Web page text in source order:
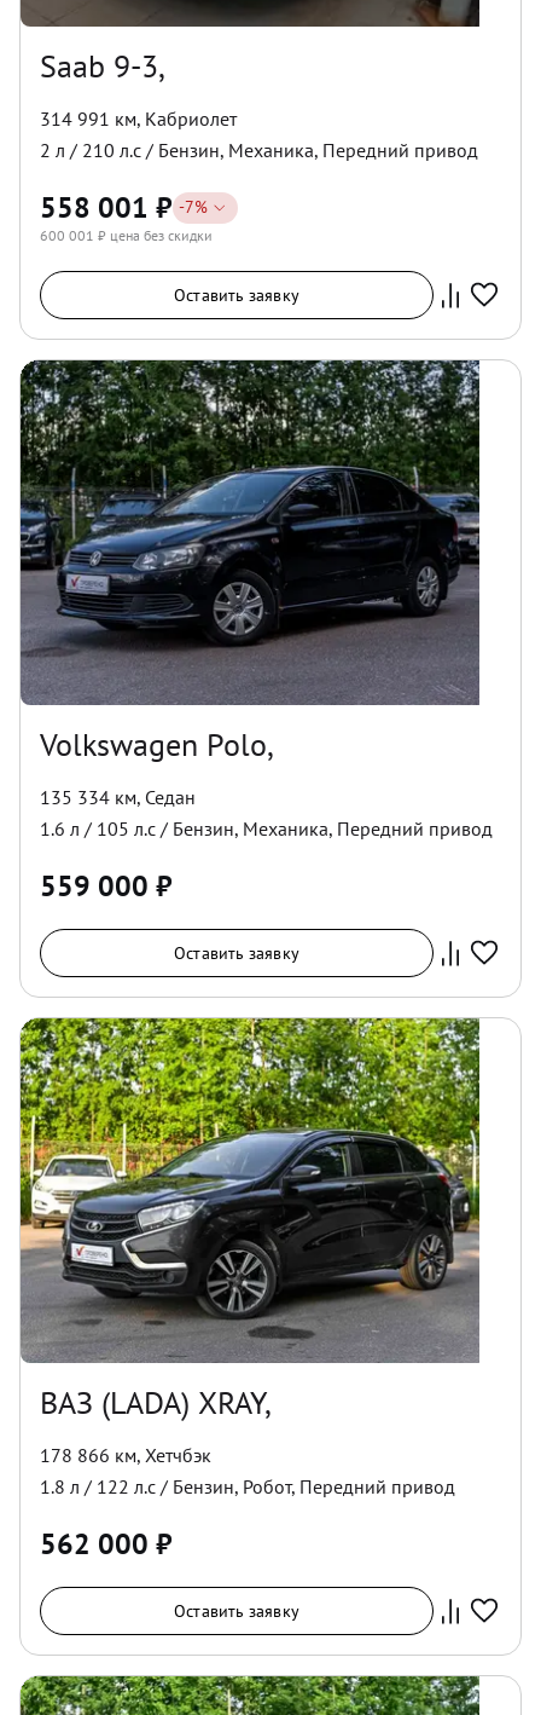
Saab 9-3,
314 991 км, Кабриолет
2 л / 210 л.с / Бензин, Механика, Передний привод
558 001 ₽ -7%
600 001 ₽ цена без скидки
Оставить заявку
Volkswagen Polo,
135 334 км, Седан
1.6 л / 105 л.с / Бензин, Механика, Передний привод
559 000 ₽
Оставить заявку
ВАЗ (LADA) XRAY,
178 866 км, Хетчбэк
1.8 л / 122 л.с / Бензин, Робот, Передний привод
562 000 ₽
Оставить заявку